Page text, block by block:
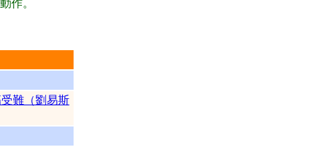
作。
難（劉易斯